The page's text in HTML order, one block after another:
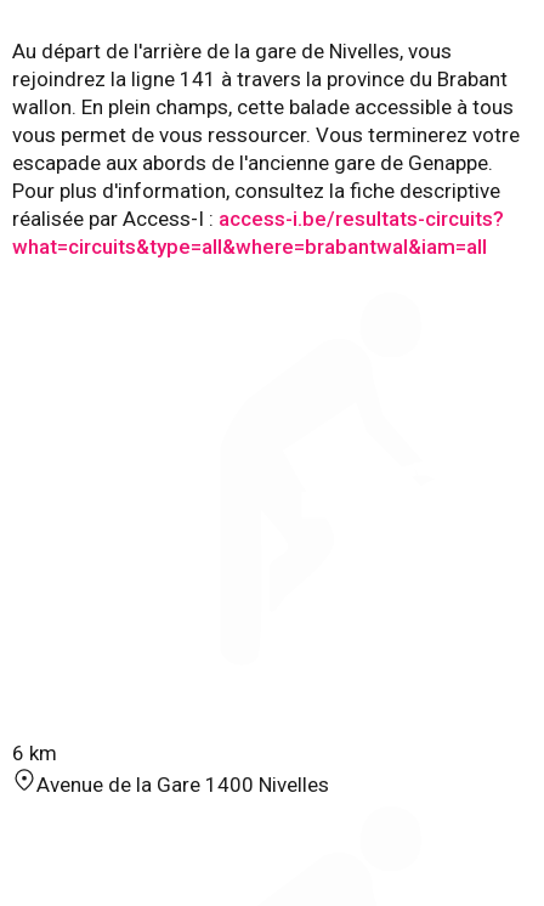
Au départ de l'arrière de la gare de Nivelles, vous
rejoindrez la ligne 141 à travers la province du Brabant
wallon. En plein champs, cette balade accessible à tous
vous permet de vous ressourcer. Vous terminerez votre
escapade aux abords de l'ancienne gare de Genappe.
Pour plus d'information, consultez la fiche descriptive
réalisée par Access-I : access-i.be/resultats-circuits?
what=circuits&type=all&where=brabantwal&iam=all
6 km
Avenue de la Gare 1400 Nivelles